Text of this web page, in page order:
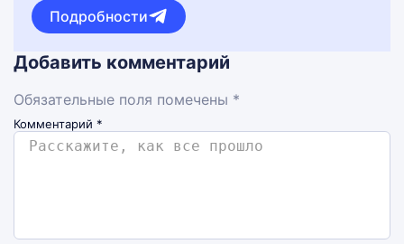
Подробности
Добавить комментарий
Обязательные поля помечены *
Комментарий *